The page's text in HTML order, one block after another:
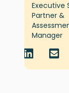
Executive
Partner &
Manager